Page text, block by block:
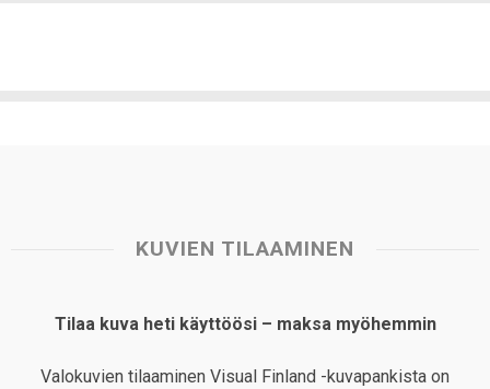
KUVIEN TILAAMINEN
Tilaa kuva heti käyttöösi – maksa myöhemmin
Valokuvien tilaaminen Visual Finland -kuvapankista on